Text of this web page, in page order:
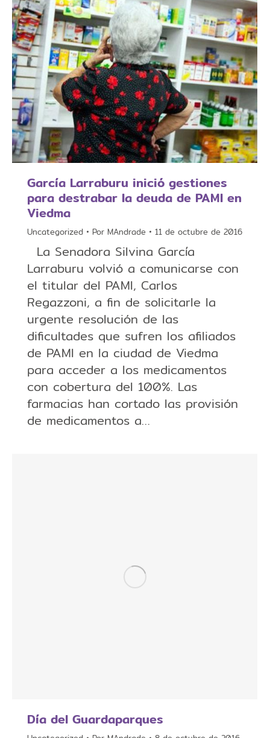
García Larraburu inició gestiones
para destrabar la deuda de PAMI en
Viedma
Uncategorized Por MAndrade 11 de octubre de 2016
La Senadora Silvina García
Larraburu volvió a comunicarse con
el titular del PAMI, Carlos
Regazzoni, a fin de solicitarle la
urgente resolución de las
dificultades que sufren los afiliados
de PAMI en la ciudad de Viedma
para acceder a los medicamentos
con cobertura del 100%. Las
farmacias han cortado las provisión
de medicamentos a…
Día del Guardaparques